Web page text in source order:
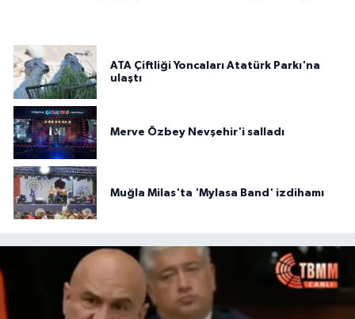
ATA Çiftliği Yoncaları Atatürk Parkı'na
ulaştı
Merve Özbey Nevşehir'i salladı
Muğla Milas'ta 'Mylasa Band' izdihamı